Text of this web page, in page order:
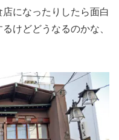
になったりしたら面白
けどどうなるのかな、